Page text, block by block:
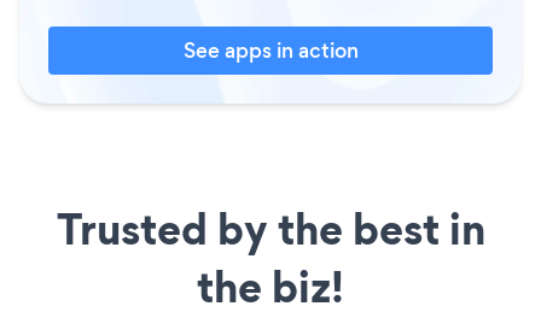
See apps in action
Trusted by the best in
the biz!